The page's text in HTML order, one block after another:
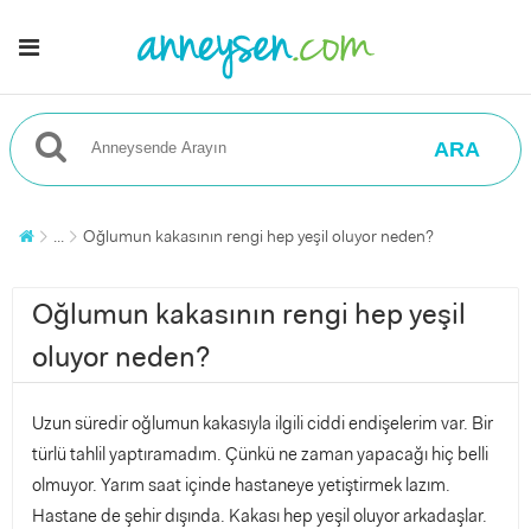
ARA
... Oğlumun kakasının rengi hep yeşil oluyor neden?
Oğlumun kakasının rengi hep yeşil
oluyor neden?
Uzun süredir oğlumun kakasıyla ilgili ciddi endişelerim var. Bir
türlü tahlil yaptıramadım. Çünkü ne zaman yapacağı hiç belli
olmuyor. Yarım saat içinde hastaneye yetiştirmek lazım.
Hastane de şehir dışında. Kakası hep yeşil oluyor arkadaşlar.